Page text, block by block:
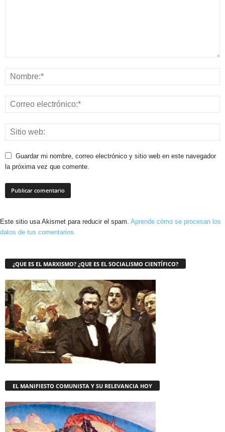
Guardar mi nombre, correo electrónico y sitio web en este navegador
la próxima vez que comente.
Este sitio usa Akismet para reducir el spam. Aprende cómo se procesan los
datos de tus comentarios.
¿QUE ES EL MARXISMO? ¿QUE ES EL SOCIALISMO CIENTÍFICO?
EL MANIFIESTO COMUNISTA Y SU RELEVANCIA HOY